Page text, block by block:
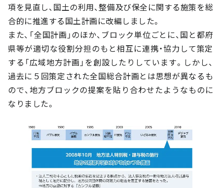
項を見直し、国土の利用、整備及び保全に関する施策を総
合的に推進する国土計画に改編しました。
また、「全国計画」のほか、ブロック単位ごとに、国と都府
県等が適切な役割分担のもと相互に連携・協力して策定
する「広域地方計画」を創設したりしています。しかし、
過去に５回策定された全国総合計画とは思想が異なるも
ので、地方ブロックの提案を貼り合わせたようなものに
なりました。